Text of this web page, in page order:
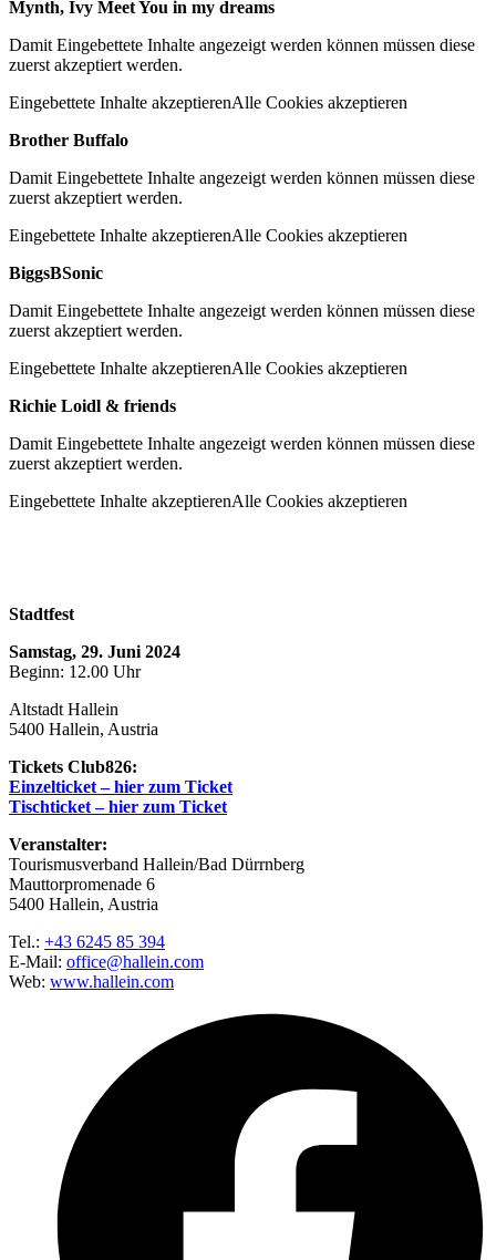
Mynth, Ivy Meet You in my dreams
Damit Eingebettete Inhalte angezeigt werden können müssen diese
zuerst akzeptiert werden.
Eingebettete Inhalte akzeptierenAlle Cookies akzeptieren
Brother Buffalo
Damit Eingebettete Inhalte angezeigt werden können müssen diese
zuerst akzeptiert werden.
Eingebettete Inhalte akzeptierenAlle Cookies akzeptieren
BiggsBSonic
Damit Eingebettete Inhalte angezeigt werden können müssen diese
zuerst akzeptiert werden.
Eingebettete Inhalte akzeptierenAlle Cookies akzeptieren
Richie Loidl & friends
Damit Eingebettete Inhalte angezeigt werden können müssen diese
zuerst akzeptiert werden.
Eingebettete Inhalte akzeptierenAlle Cookies akzeptieren
Stadtfest
Samstag, 29. Juni 2024
Beginn: 12.00 Uhr
Altstadt Hallein
5400 Hallein, Austria
Tickets Club826:
Einzelticket – hier zum Ticket
Tischticket – hier zum Ticket
Veranstalter:
Tourismusverband Hallein/Bad Dürrnberg
Mauttorpromenade 6
5400 Hallein, Austria
Tel.: +43 6245 85 394
E-Mail: office@hallein.com
Web: www.hallein.com